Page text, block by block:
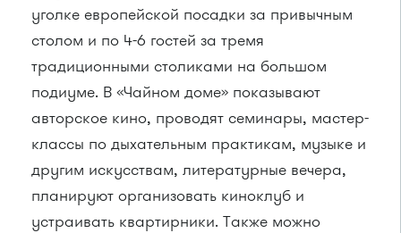
уголке европейской посадки за привычным
столом и по 4-6 гостей за тремя
традиционными столиками на большом
подиуме. В «Чайном доме» показывают
авторское кино, проводят семинары, мастер-
классы по дыхательным практикам, музыке и
другим искусствам, литературные вечера,
планируют организовать киноклуб и
устраивать квартирники. Также можно